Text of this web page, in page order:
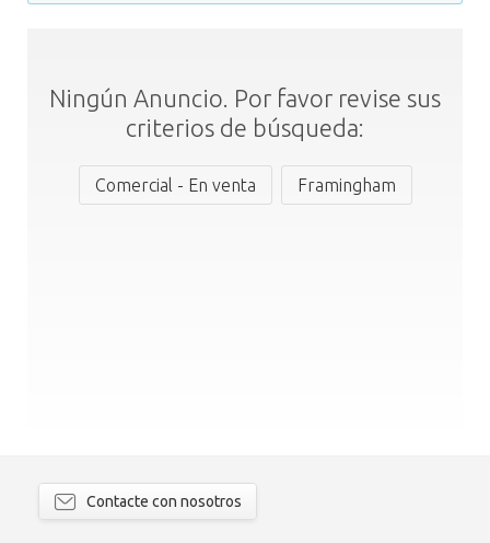
Ningún Anuncio. Por favor revise sus
criterios de búsqueda:
Comercial - En venta Framingham
Contacte con nosotros